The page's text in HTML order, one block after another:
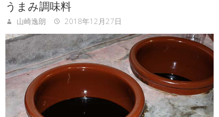
うまみ調味料
山崎逸朗 2018年12月27日